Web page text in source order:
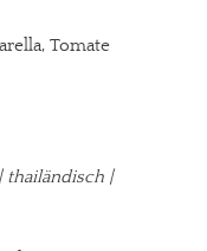
Tomate
thailändisch |